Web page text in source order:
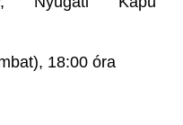
18:00 óra